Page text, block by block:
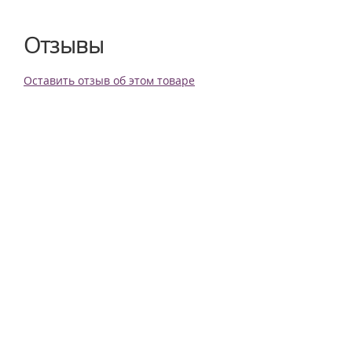
Отзывы
Оставить отзыв об этом товаре